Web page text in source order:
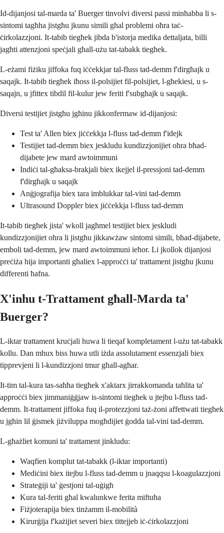
Id-dijanjosi tal-marda ta' Buerger tinvolvi diversi passi minħabba li s-
sintomi tagħha jistgħu jkunu simili għal problemi oħra taċ-
ċirkolazzjoni. It-tabib tiegħek jibda b'istorja medika dettaljata, billi
jagħti attenzjoni speċjali għall-użu tat-tabakk tiegħek.
L-eżami fiżiku jiffoka fuq iċċekkjar tal-fluss tad-demm f'dirgħajk u
saqajk. It-tabib tiegħek iħoss il-polsijiet fil-polsijiet, l-għekiesi, u s-
saqajn, u jfittex tibdil fil-kulur jew feriti f'subgħajk u saqajk.
Diversi testijiet jistgħu jgħinu jikkonfermaw id-dijanjosi:
Test ta' Allen biex jiċċekkja l-fluss tad-demm f'idejk
Testijiet tad-demm biex jeskludu kundizzjonijiet oħra bħad-
dijabete jew mard awtoimmuni
Indiċi tal-għaksa-brakjali biex ikejjel il-pressjoni tad-demm
f'dirgħajk u saqajk
Anġjografija biex tara imblukkar tal-vini tad-demm
Ultrasound Doppler biex jiċċekkja l-fluss tad-demm
It-tabib tiegħek jista' wkoll jagħmel testijiet biex jeskludi
kundizzjonijiet oħra li jistgħu jikkawżaw sintomi simili, bħad-dijabete,
emboli tad-demm, jew mard awtoimmuni ieħor. Li jkollok dijanjosi
preċiża hija importanti għaliex l-approċċi ta' trattament jistgħu jkunu
differenti ħafna.
X'inhu t-Trattament għall-Marda ta'
Buerger?
L-iktar trattament kruċjali huwa li tieqaf kompletament l-użu tat-tabakk
kollu. Dan mhux biss huwa utli iżda assolutament essenzjali biex
tipprevjeni li l-kundizzjoni tmur għall-agħar.
It-tim tal-kura tas-saħħa tiegħek x'aktarx jirrakkomanda taħlita ta'
approċċi biex jimmaniġġjaw is-sintomi tiegħek u jtejbu l-fluss tad-
demm. It-trattament jiffoka fuq il-protezzjoni taż-żoni affettwati tiegħek
u jgħin lil ġismek jiżviluppa mogħdijiet ġodda tal-vini tad-demm.
L-għażliet komuni ta' trattament jinkludu:
Waqfien komplut tat-tabakk (l-iktar importanti)
Mediċini biex itejbu l-fluss tad-demm u jnaqqsu l-koagulazzjoni
Strateġiji ta' ġestjoni tal-uġigħ
Kura tal-feriti għal kwalunkwe ferita miftuħa
Fiżjoterapija biex tinżamm il-mobilità
Kirurġija f'każijiet severi biex tittejjeb iċ-ċirkolazzjoni